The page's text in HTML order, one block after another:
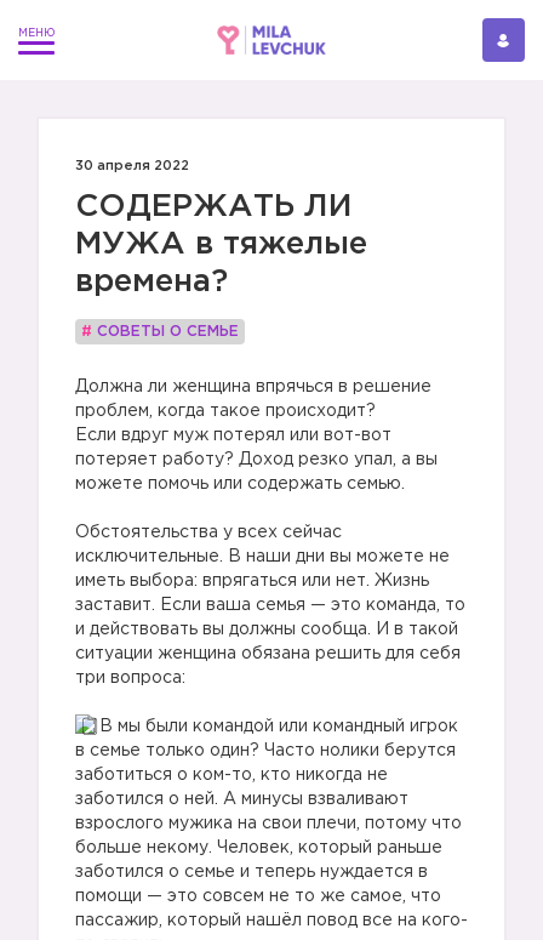
30 апреля 2022
СОДЕРЖАТЬ ЛИ
МУЖА в тяжелые
времена?
# СОВЕТЫ О СЕМЬЕ
Должна ли женщина впрячься в решение
проблем, когда такое происходит?
Если вдруг муж потерял или вот-вот
потеряет работу? Доход резко упал, а вы
можете помочь или содержать семью.
Обстоятельства у всех сейчас
исключительные. В наши дни вы можете не
иметь выбора: впрягаться или нет. Жизнь
заставит. Если ваша семья — это команда, то
и действовать вы должны сообща. И в такой
ситуации женщина обязана решить для себя
три вопроса:
В мы были командой или командный игрок
в семье только один? Часто нолики берутся
заботиться о ком-то, кто никогда не
заботился о ней. А минусы взваливают
взрослого мужика на свои плечи, потому что
больше некому. Человек, который раньше
заботился о семье и теперь нуждается в
помощи — это совсем не то же самое, что
пассажир, который нашёл повод все на кого-